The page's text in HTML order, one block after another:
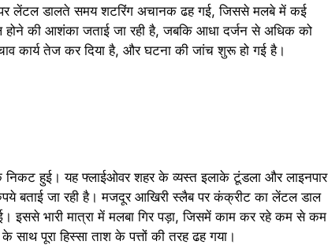
पर लेंटल डालते समय शटरिंग अचानक ढह गई, जिससे मलबे में कई
की आशंका जताई जा रही है, जबकि आधा दर्जन से अधिक को
कार्य तेज कर दिया है, और घटना की जांच शुरू हो गई है।
हुई। यह फ्लाईओवर शहर के व्यस्त इलाके टूंडला और लाइनपार
बताई जा रही है। मजदूर आखिरी स्लैब पर कंक्रीट का लेंटल डाल
इससे भारी मात्रा में मलबा गिर पड़ा, जिसमें काम कर रहे कम से कम
पूरा हिस्सा ताश के पत्तों की तरह ढह गया।